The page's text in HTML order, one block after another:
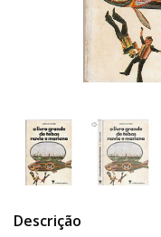
Descrição